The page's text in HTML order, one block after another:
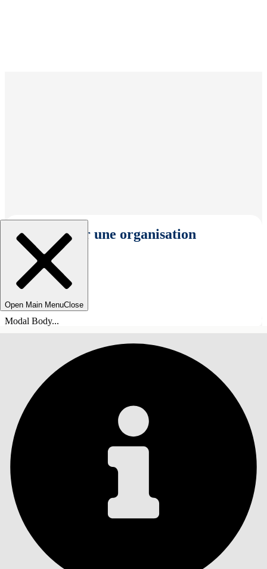
Sélectionner une organisation
Open Main MenuClose
Modal Body...
Table des matières
TABLE DES MATIÈRES
Rechercher